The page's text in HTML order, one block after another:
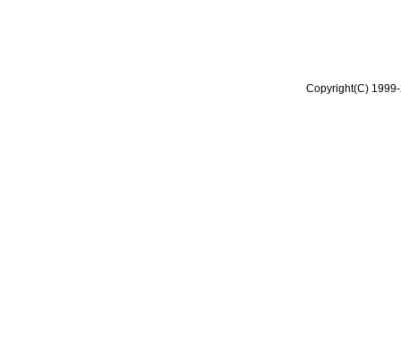
Copyright(C)